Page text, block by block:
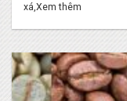
xá,Xem thêm